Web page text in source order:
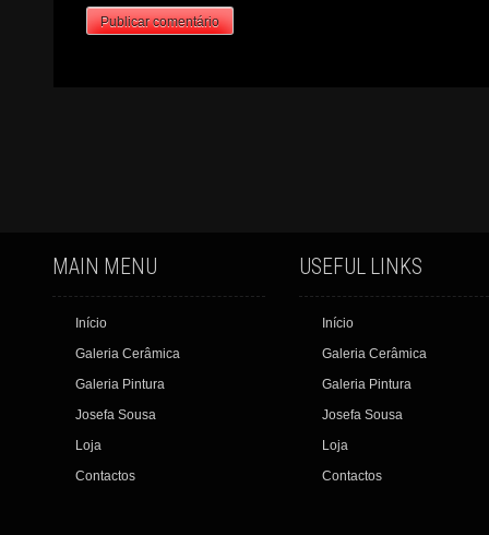
MAIN MENU
Início
Galeria Cerâmica
Galeria Pintura
Josefa Sousa
Loja
Contactos
USEFUL LINKS
Início
Galeria Cerâmica
Galeria Pintura
Josefa Sousa
Loja
Contactos